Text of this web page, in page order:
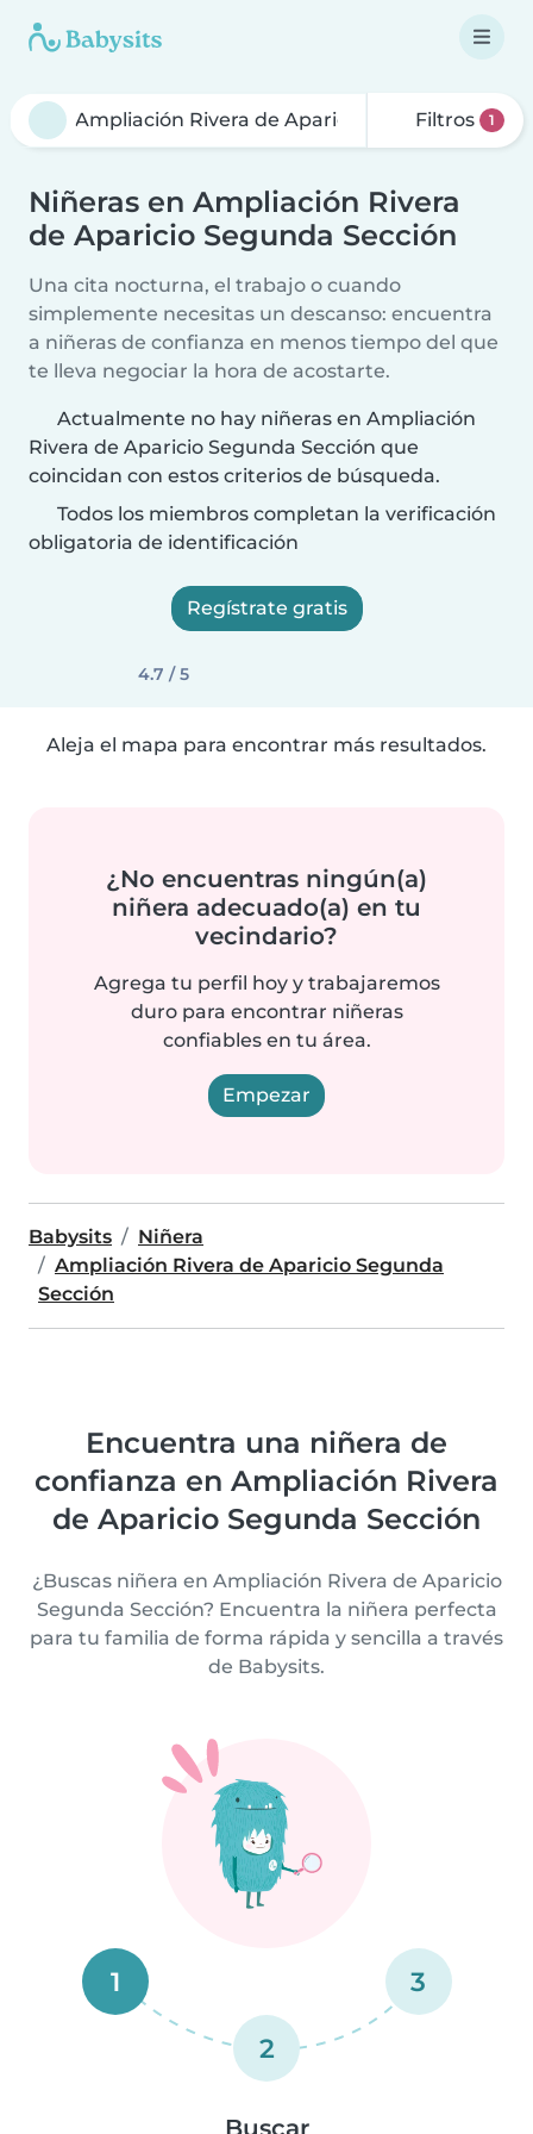
Filtros 1
Niñeras en Ampliación Rivera
de Aparicio Segunda Sección
Una cita nocturna, el trabajo o cuando
simplemente necesitas un descanso: encuentra
a niñeras de confianza en menos tiempo del que
te lleva negociar la hora de acostarte.
Actualmente no hay niñeras en Ampliación
Rivera de Aparicio Segunda Sección que
coincidan con estos criterios de búsqueda.
Todos los miembros completan la verificación
obligatoria de identificación
Regístrate gratis
4.7 / 5
Aleja el mapa para encontrar más resultados.
¿No encuentras ningún(a)
niñera adecuado(a) en tu
vecindario?
Agrega tu perfil hoy y trabajaremos
duro para encontrar niñeras
confiables en tu área.
Empezar
Babysits
Niñera
Ampliación Rivera de Aparicio Segunda
Sección
Encuentra una niñera de
confianza en Ampliación Rivera
de Aparicio Segunda Sección
¿Buscas niñera en Ampliación Rivera de Aparicio
Segunda Sección? Encuentra la niñera perfecta
para tu familia de forma rápida y sencilla a través
de Babysits.
1
2
3
Buscar